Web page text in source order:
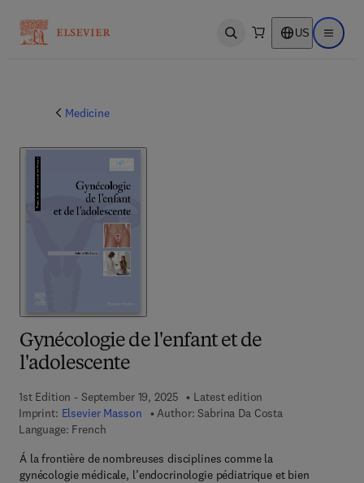
Open search US Open
Medicine
Gynécologie de l'enfant et de
l'adolescente
1st Edition - September 19, 2025
Latest edition
Imprint: Elsevier Masson Author: Sabrina Da Costa
Language: French
Á la frontière de nombreuses disciplines comme la
gynécologie médicale, l’endocrinologie pédiatrique et bien